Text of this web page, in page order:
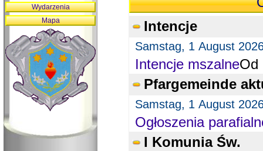
Intencje
Samstag, 1 August
Intencje mszalneOd
Pfargemeinde
Samstag, 1 August
Ogłoszenia
I Komunia Św.
Wydarzenia
Mapa